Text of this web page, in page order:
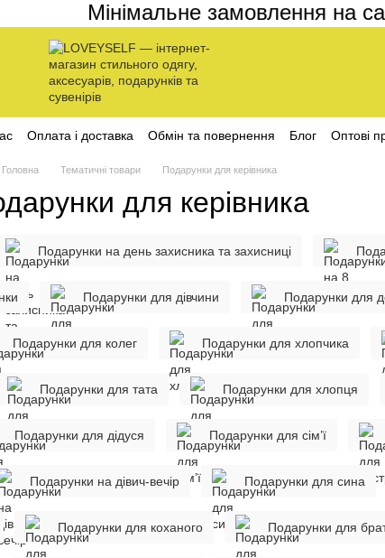
Мінімальне замовлення на сайті
Оплата і доставка Обмін та повернення Блог Оптові
Головна Тематичні товари Подарунки для керівника
для керівника
Подарунки на день захисника та захисниці
Подарунки для дівчини Подарунки для
Подарунки для колег Подарунки для хлопчика
Подарунки для тата Подарунки для хлопця
Подарунки для дідуся Подарунки для сім’ї
Подарунки на дівич-вечір Подарунки для сина
Подарунки для коханого Подарунки для